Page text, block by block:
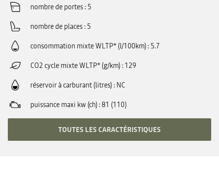
nombre de portes 5
nombre de places 5
consommation mixte WLTP* (l/100km) 5.7
CO2 cycle mixte WLTP* (g/km) 129
réservoir à carburant (litres) NC
puissance maxi kw (ch) 81 (110)
TOUTES LES CARACTÉRISTIQUES